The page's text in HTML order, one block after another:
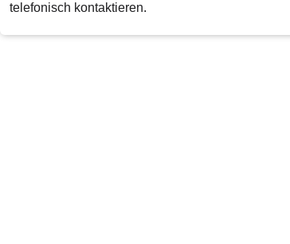
telefonisch kontaktieren.